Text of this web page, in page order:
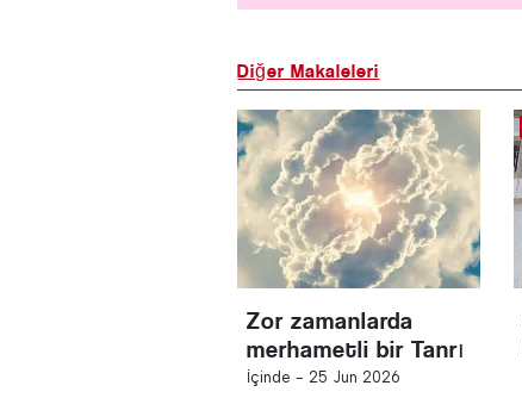
Diğer Makaleleri
Zor zamanlarda
merhametli bir Tanrı
İçinde - 25 Jun 2026